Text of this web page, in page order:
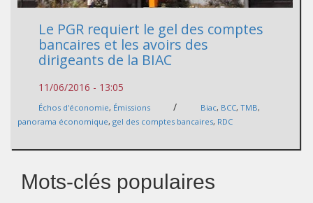
Le PGR requiert le gel des comptes
bancaires et les avoirs des
dirigeants de la BIAC
11/06/2016 - 13:05
Échos d'économie, Émissions / Biac, BCC, TMB,
panorama économique, gel des comptes bancaires, RDC
Mots-clés populaires